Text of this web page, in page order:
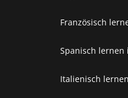
Französisch
Spanisch
Italienisch